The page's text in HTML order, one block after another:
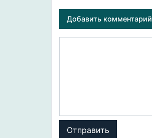
Добавить комментарий
Отправить